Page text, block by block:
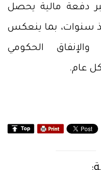
دفعة مالية يحصل
سنوات، بما ينعكس
الحكومي
عام.